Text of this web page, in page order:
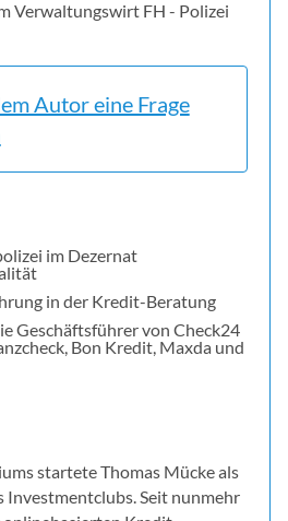
Verwaltungswirt FH - Polizei
Autor eine Frage
im Dezernat
in der Kredit-Beratung
Geschäftsführer von Check24
Bon Kredit, Maxda und
startete Thomas Mücke als
Investmentclubs. Seit nunmehr